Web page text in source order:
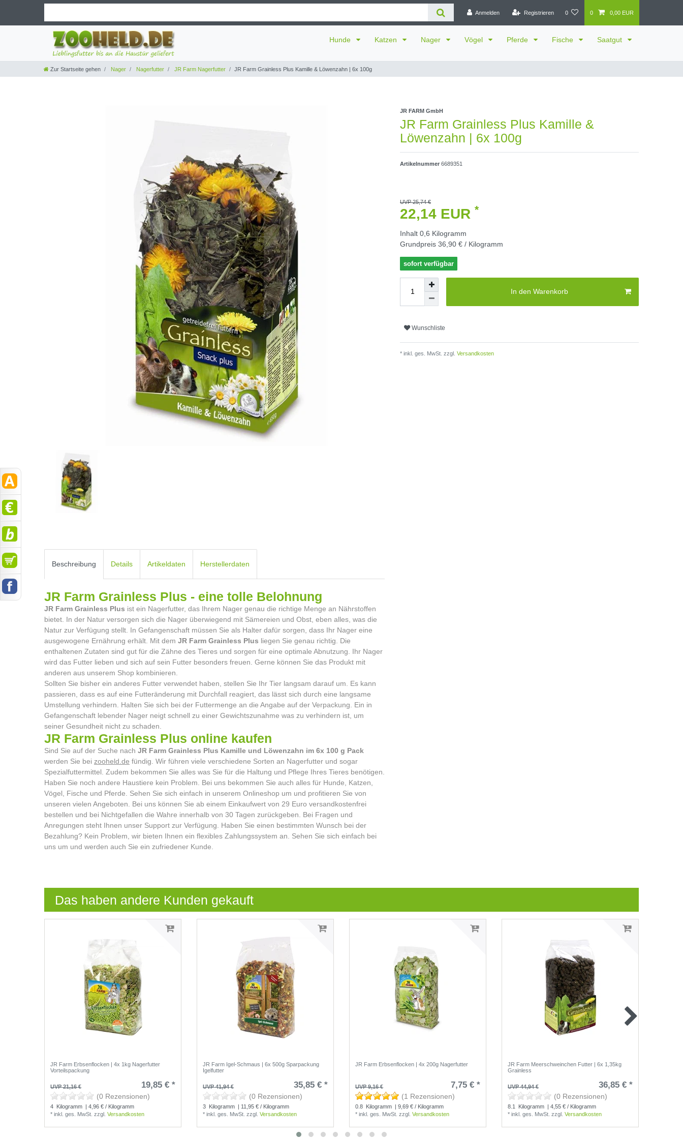
Anmelden Registrieren 0 0 0,00 EUR
Hunde Katzen Nager Vögel Pferde Fische Saatgut
Zur Startseite gehen Nager Nagerfutter JR Farm Nagerfutter JR Farm Grainless Plus Kamille & Löwenzahn | 6x 100g
JR FARM GmbH
JR Farm Grainless Plus Kamille &
Löwenzahn | 6x 100g
Artikelnummer 6689351
UVP 25,74 €
22,14 EUR *
Inhalt 0,6 Kilogramm
Grundpreis 36,90 € / Kilogramm
sofort verfügbar
In den Warenkorb
Wunschliste
* inkl. ges. MwSt. zzgl. Versandkosten
Beschreibung Details Artikeldaten Herstellerdaten
JR Farm Grainless Plus - eine tolle Belohnung
JR Farm Grainless Plus ist ein Nagerfutter, das Ihrem Nager genau die richtige Menge an Nährstoffen
bietet. In der Natur versorgen sich die Nager überwiegend mit Sämereien und Obst, eben alles, was die
Natur zur Verfügung stellt. In Gefangenschaft müssen Sie als Halter dafür sorgen, dass Ihr Nager eine
ausgewogene Ernährung erhält. Mit dem JR Farm Grainless Plus liegen Sie genau richtig. Die
enthaltenen Zutaten sind gut für die Zähne des Tieres und sorgen für eine optimale Abnutzung. Ihr Nager
wird das Futter lieben und sich auf sein Futter besonders freuen. Gerne können Sie das Produkt mit
anderen aus unserem Shop kombinieren.
Sollten Sie bisher ein anderes Futter verwendet haben, stellen Sie Ihr Tier langsam darauf um. Es kann
passieren, dass es auf eine Futteränderung mit Durchfall reagiert, das lässt sich durch eine langsame
Umstellung verhindern. Halten Sie sich bei der Futtermenge an die Angabe auf der Verpackung. Ein in
Gefangenschaft lebender Nager neigt schnell zu einer Gewichtszunahme was zu verhindern ist, um
seiner Gesundheit nicht zu schaden.
JR Farm Grainless Plus online kaufen
Sind Sie auf der Suche nach JR Farm Grainless Plus Kamille und Löwenzahn im 6x 100 g Pack
werden Sie bei zooheld.de fündig. Wir führen viele verschiedene Sorten an Nagerfutter und sogar
Spezialfuttermittel. Zudem bekommen Sie alles was Sie für die Haltung und Pflege Ihres Tieres benötigen.
Haben Sie noch andere Haustiere kein Problem. Bei uns bekommen Sie auch alles für Hunde, Katzen,
Vögel, Fische und Pferde. Sehen Sie sich einfach in unserem Onlineshop um und profitieren Sie von
unseren vielen Angeboten. Bei uns können Sie ab einem Einkaufwert von 29 Euro versandkostenfrei
bestellen und bei Nichtgefallen die Wahre innerhalb von 30 Tagen zurückgeben. Bei Fragen und
Anregungen steht Ihnen unser Support zur Verfügung. Haben Sie einen bestimmten Wunsch bei der
Bezahlung? Kein Problem, wir bieten Ihnen ein flexibles Zahlungssystem an. Sehen Sie sich einfach bei
uns um und werden auch Sie ein zufriedener Kunde.
Das haben andere Kunden gekauft
JR Farm Erbsenflocken | 4x 1kg Nagerfutter
Vorteilspackung
UVP 21,16 € 19,85 € *
(0 Rezensionen)
4 Kilogramm | 4,96 € / Kilogramm
*inkl. ges. MwSt. zzgl.Versandkosten
JR Farm Igel-Schmaus | 6x 500g Sparpackung
Igelfutter
UVP 41,94 € 35,85 € *
(0 Rezensionen)
3 Kilogramm | 11,95 € / Kilogramm
*inkl. ges. MwSt. zzgl.Versandkosten
JR Farm Erbsenflocken | 4x 200g Nagerfutter
UVP 9,16 € 7,75 € *
(1 Rezensionen)
0.8 Kilogramm | 9,69 € / Kilogramm
*inkl. ges. MwSt. zzgl.Versandkosten
JR Farm Meerschweinchen Futter | 6x 1,35kg
Grainless
UVP 44,94 € 36,85 € *
(0 Rezensionen)
8.1 Kilogramm | 4,55 € / Kilogramm
*inkl. ges. MwSt. zzgl.Versandkosten